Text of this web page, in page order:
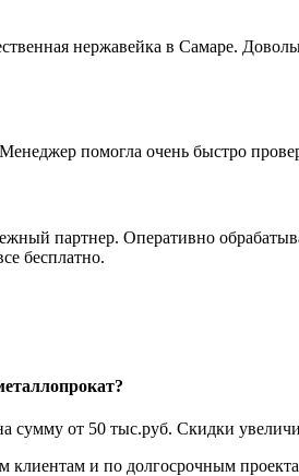
нержавейка в Самаре.
помогла очень быстро
партнер. Оперативно
бесплатно.
сумму от 50 тыс.руб. Скидки
и по долгосрочным